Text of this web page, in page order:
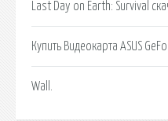
Last Day on Earth: Survival
Купить Видеокарта ASUS
Wall.